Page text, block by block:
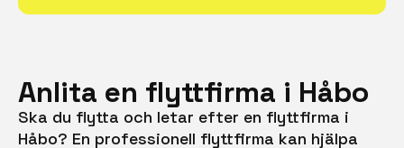
Anlita en flyttfirma i Håbo
Ska du flytta och letar efter en flyttfirma i
Håbo? En professionell flyttfirma kan hjälpa